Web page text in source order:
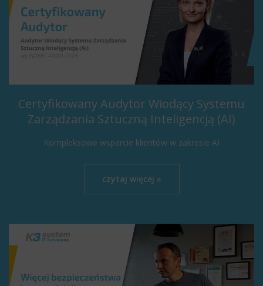
Certyfikowany Audytor Wiodący Systemu
Zarządzania Sztuczną Inteligencją (AI)
Kompleksowe wsparcie klientów w zakresie AI
czytaj więcej »